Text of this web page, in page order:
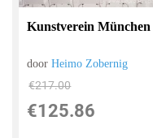
Kunstverein München
doorHeimo Zobernig
€217.00
€125.86